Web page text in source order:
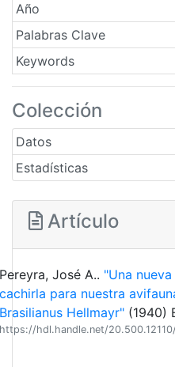
Año
Palabras Clave
Keywords
Colección
Datos
Estadísticas
Artículo
Pereyra, José A.. "Una
cachirla para nuestra
Brasilianus Hellmayr" (1940)
https://hdl.handle.net/